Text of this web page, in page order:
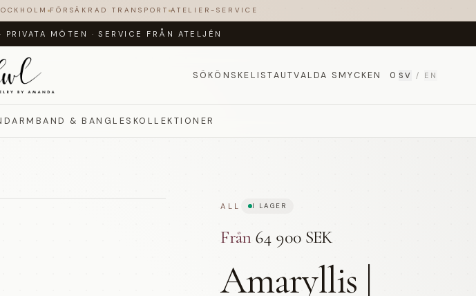
FÖRSÄKRAD TRANSPORT ATELIER-SERVICE
· PRIVATA MÖTEN ·SERVICE FRÅN ATELJÉN
SÖKÖNSKELISTAUTVALDA SMYCKEN 0 SV / EN
ARMBAND & BANGLES KOLLEKTIONER
ALL I LAGER
Från 64 900 SEK
Amaryllis |